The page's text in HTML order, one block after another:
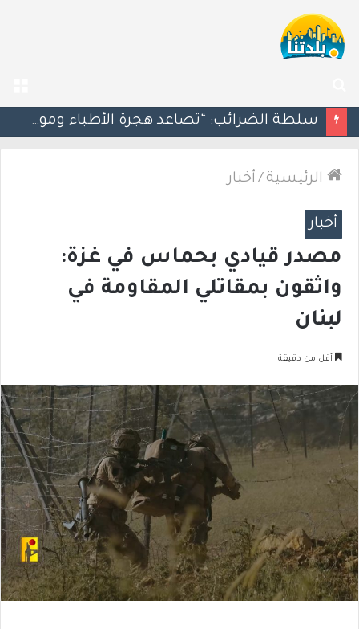
عن
مسؤول إسرائيلي: الحكومة اللبنانية وافقت على وجود الجيش الإسرائيلي داخل أراضيها
الرئيسية / أخبار
أخبار
مصدر قيادي بحماس في غزة:
واثقون بمقاتلي المقاومة في
لبنان
أقل من دقيقة